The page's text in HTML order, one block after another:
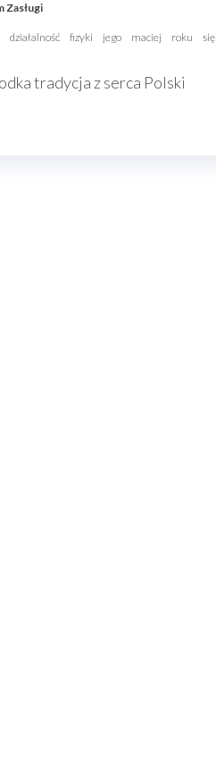
Zasługi
działalność fizyki jego maciej roku się
tradycja z serca Polski